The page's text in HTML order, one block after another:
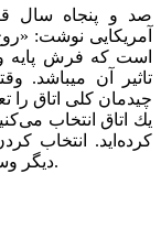
صد و پنجاه سال
آمریکایی نوشت:
است كه فرش
تاثیر آن می­باشد.
چیدمان كلی اتاق را
یك اتاق انتخاب
كرده‌اید. انتخاب
دیگر وسایل رفتن بسیار راحت‌تر از راه‌های دیگر است.